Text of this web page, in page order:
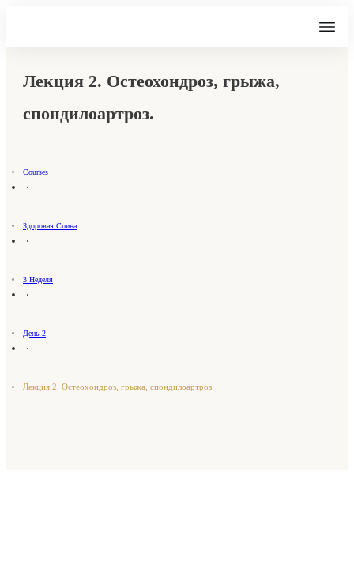
Лекция 2. Остеохондроз, грыжа,
спондилоартроз.
Courses
Здоровая Спина
3 Неделя
День 2
Лекция 2. Остеохондроз, грыжа, спондилоартроз.